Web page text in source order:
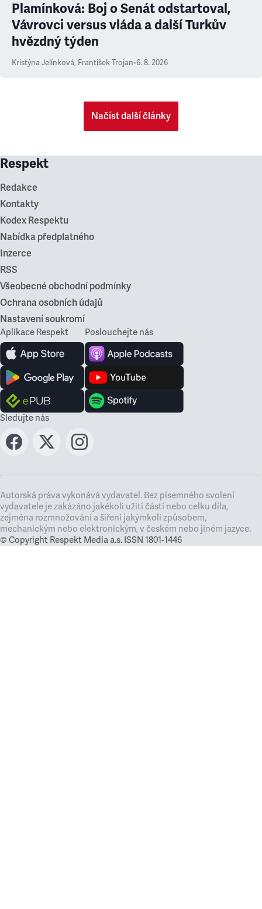
Plamínková: Boj o Senát odstartoval,
Vávrovci versus vláda a další Turkův
hvězdný týden
Kristýna Jelínková, František Trojan•6. 8. 2026
Načíst další články
Respekt
Redakce
Kontakty
Kodex Respektu
Nabídka předplatného
Inzerce
RSS
Všeobecné obchodní podmínky
Ochrana osobních údajů
Nastavení soukromí
Aplikace Respekt Poslouchejte nás
Sledujte nás
Autorská práva vykonává vydavatel. Bez písemného svolení
vydavatele je zakázáno jakékoli užití částí nebo celku díla,
zejména rozmnožování a šíření jakýmkoli způsobem,
mechanickým nebo elektronickým, v českém nebo jiném jazyce.
© Copyright Respekt Media a.s. ISSN 1801-1446